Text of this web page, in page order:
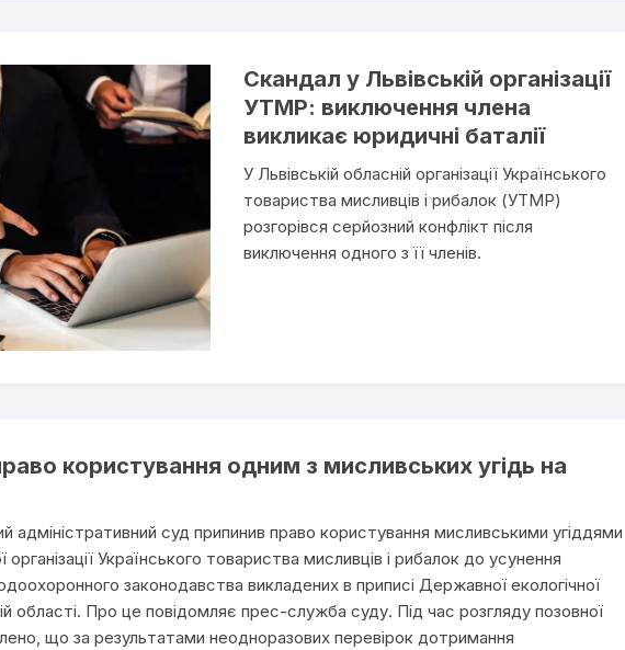
Скандал у Львівській організації
УТМР: виключення члена
викликає юридичні баталії
У Львівській обласній організації Українського
товариства мисливців і рибалок (УТМР)
розгорівся серйозний конфлікт після
виключення одного з її членів.
користування одним з мисливських угідь на
адміністративний суд припинив право користування мисливськими угіддями
організації Українського товариства мисливців і рибалок до усунення
законодавства викладених в приписі Державної екологічної
області. Про це повідомляє прес-служба суду. Під час розгляду позовної
що за результатами неодноразових перевірок дотримання